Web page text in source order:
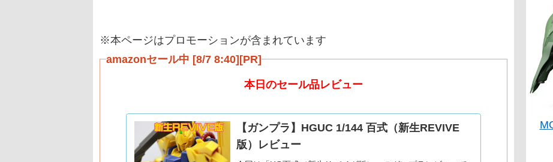
※本ページはプロモーションが含まれています
amazonセール中 [8/7 8:40][PR]
本日のセール品レビュー
【ガンプラ】HGUC 1/144 百式（新生REVIVE
版）レビュー